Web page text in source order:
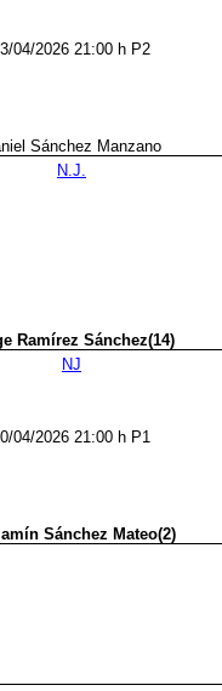
04/2026 21:00 h P2
Sánchez Manzano
N.J.
Ramírez Sánchez(14)
NJ
04/2026 21:00 h P1
Sánchez Mateo(2)